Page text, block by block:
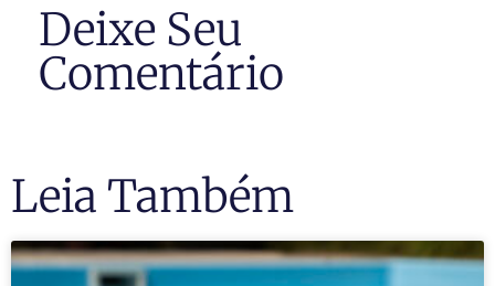
Deixe Seu
Comentário
Leia Também